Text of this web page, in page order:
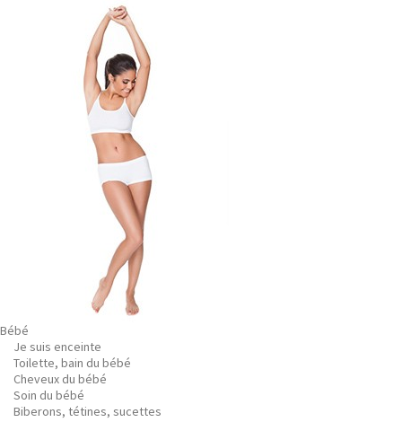
Bébé
Je suis enceinte
Toilette, bain du bébé
Cheveux du bébé
Soin du bébé
Biberons, tétines, sucettes